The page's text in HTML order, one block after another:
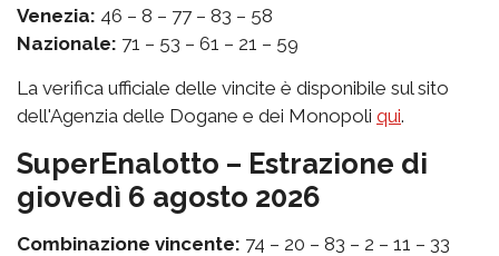
Venezia: 46 – 8 – 77 – 83 – 58
Nazionale: 71 – 53 – 61 – 21 – 59
La verifica ufficiale delle vincite è disponibile sul sito
dell'Agenzia delle Dogane e dei Monopoli qui.
SuperEnalotto – Estrazione di
giovedì 6 agosto 2026
Combinazione vincente: 74 – 20 – 83 – 2 – 11 – 33